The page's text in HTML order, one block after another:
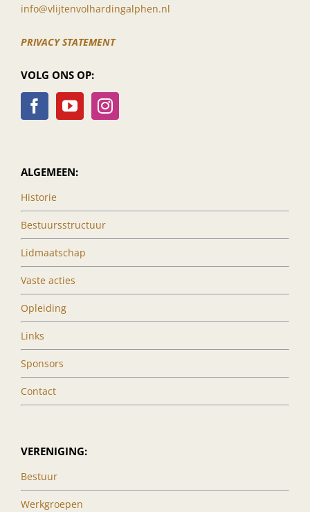
info@vlijtenvolhardingalphen.nl
PRIVACY STATEMENT
VOLG ONS OP:
ALGEMEEN:
Historie
Bestuursstructuur
Lidmaatschap
Vaste acties
Opleiding
Links
Sponsors
Contact
VERENIGING:
Bestuur
Werkgroepen